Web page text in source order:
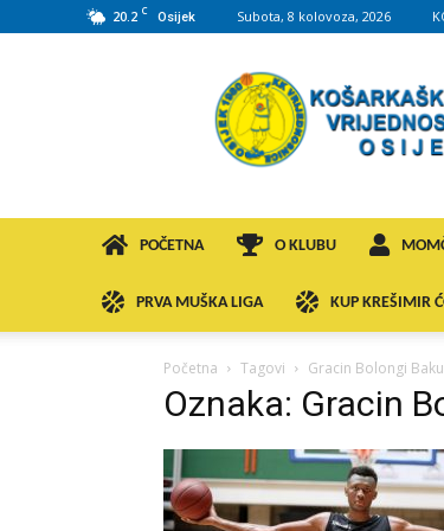
20.2 C Osijek Subota, 8 kolovoza, 2026
KK
VROS
POČETNA O KLUBU
PRVA MUŠKA LIGA KUP KREŠIMIR
Početna Tagovi Gracin Bolongi
Oznaka: Gracin